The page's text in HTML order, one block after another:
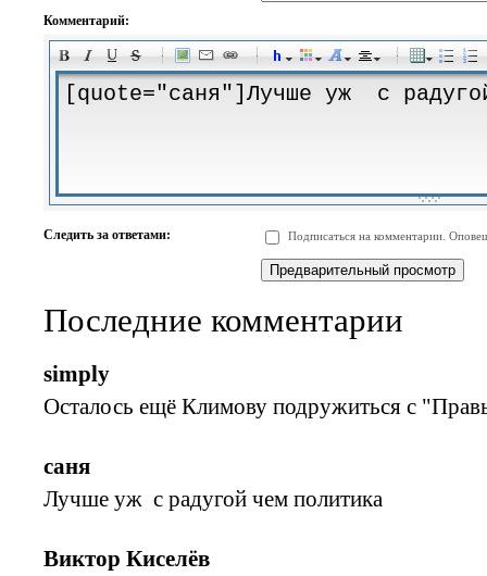
Комментарий:
-
-
-
-
-
-
-
-
-
-
-
-
-
-
-
-
Следить за ответами: Подписаться на комментарии.
Последние комментарии
simply
Осталось ещё Климову подружиться с
саня
Лучше уж с радугой чем политика
Виктор Киселёв